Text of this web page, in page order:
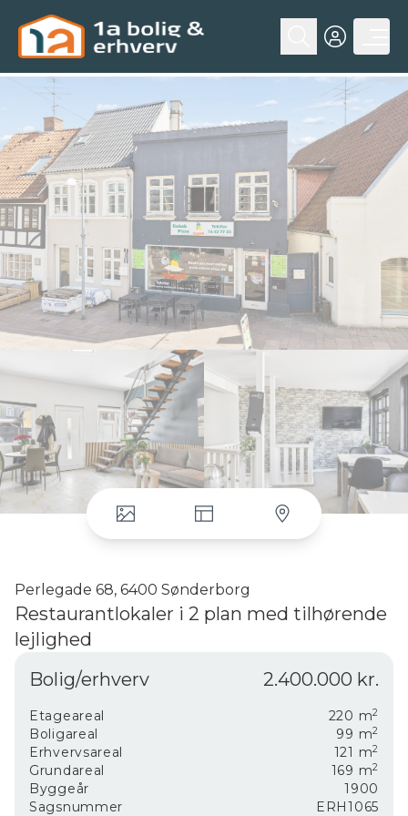
Perlegade 68, 6400 Sønderborg
Restaurantlokaler i 2 plan med tilhørende
lejlighed
spændende investeringsejendom med både
erhverv og privat bolig under samme tag.
Ejendommen byder på en central placering på
gågaden i hjertet af
og rummer
mange muligheder for den rette køber.
Ejendommen består af et erhvervsareal på 121
Bolig/erhverv 2.400.000 kr.
Etageareal 220 m2
Boligareal 99 m2
Erhvervsareal 121 m2
Grundareal 169 m2
Byggeår
1900
Sagsnummer
ERH1065